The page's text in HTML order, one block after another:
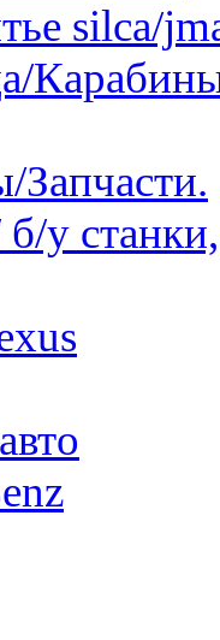
silca/
у